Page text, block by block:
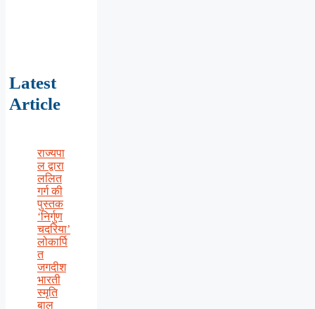
Latest
Article
राज्यपा
ल द्वारा
ललित
गर्ग की
पुस्तक
‘निर्गुण
चदरिया’
लोकार्पि
त
जगदीश
भारती
स्मृति
बाल